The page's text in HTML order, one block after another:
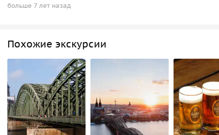
больше 7 лет назад
Похожие экскурсии